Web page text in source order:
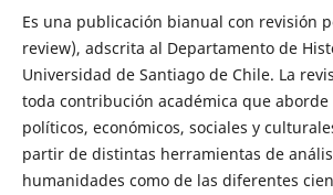
Es una publicación bianual con revisión
review), adscrita al Departamento de
Universidad de Santiago de Chile. La
toda contribución académica que aborde
políticos, económicos, sociales y
partir de distintas herramientas de
humanidades como de las diferentes